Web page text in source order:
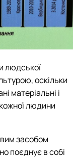
людської
оскільки
матеріальні і
кожної людини
засобом
поєднує в собі